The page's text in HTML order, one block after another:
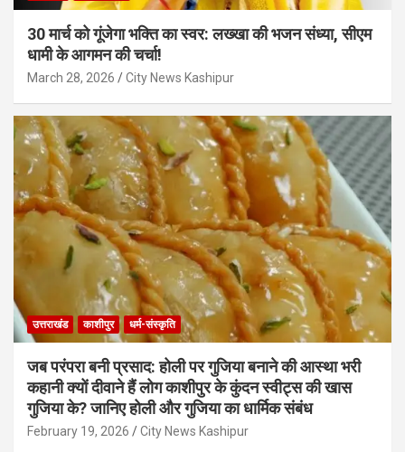
30 मार्च को गूंजेगा भक्ति का स्वर: लख्खा की भजन संध्या, सीएम
धामी के आगमन की चर्चा!
March 28, 2026 City News Kashipur
उत्तराखंड काशीपुर धर्म-संस्कृति
जब परंपरा बनी प्रसाद: होली पर गुजिया बनाने की आस्था भरी
कहानी क्यों दीवाने हैं लोग काशीपुर के कुंदन स्वीट्स की खास
गुजिया के? जानिए होली और गुजिया का धार्मिक संबंध
February 19, 2026 City News Kashipur